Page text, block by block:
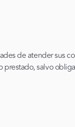
de atender sus
prestado, salvo